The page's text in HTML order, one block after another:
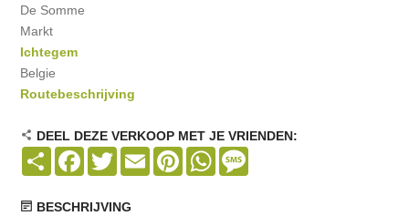
De Somme
Markt
Ichtegem
Belgie
Routebeschrijving
DEEL DEZE VERKOOP MET JE VRIENDEN:
Share Facebook
TwitterEmail PinterestWhatsApp
BESCHRIJVING